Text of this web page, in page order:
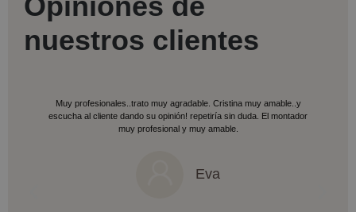
nuestros clientes
Muy profesionales..trato muy agradable. Cristina muy amable..y
escucha al cliente dando su opinión! repetiría sin duda. El montador
muy profesional y muy amable.
Eva